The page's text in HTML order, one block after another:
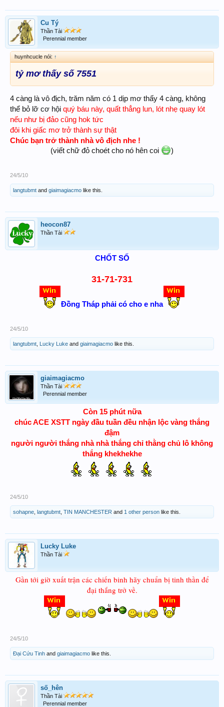
Cu Tý
Thần Tài
Perennial member
huynhcucle nói: ↑
tỷ mơ thấy số 7551
4 càng là vô địch, trăm năm có 1 dịp mơ thấy 4 càng, không
thể bỏ lỡ cơ hội quý báu này, quất thẳng lun, lót nhẹ quay lót
nếu như bị đảo cũng hok tức
đôi khi giấc mơ trở thành sự thật
Chúc bạn trở thành nhà vô địch nhe !
(viết chữ đỏ choét cho nó hên coi )
24/5/10
langtubmt and giaimagiacmo like this.
heocon87
Thần Tài
CHỐT SỐ
31-71-731
Đồng Tháp phải có cho e nha
24/5/10
langtubmt Lucky Luke and giaimagiacmo like this.
giaimagiacmo
Thần Tài
Perennial member
Còn 15 phút nữa
chúc ACE XSTT ngày đầu tuần đều nhận lộc vàng thắng
đậm
người người thắng nhà nhà thắng chỉ thằng chủ lô không
thắng khekhekhe
24/5/10
sohapne langtubmt TIN MANCHESTER and 1 other person like this.
Lucky Luke
Thần Tài
Gần tới giờ xuất trận các chiến binh hãy chuẩn bị tinh thần để
đại thắng trở về.
24/5/10
Đại Cứu Tinh and giaimagiacmo like this.
số_hên
Thần Tài
Perennial member